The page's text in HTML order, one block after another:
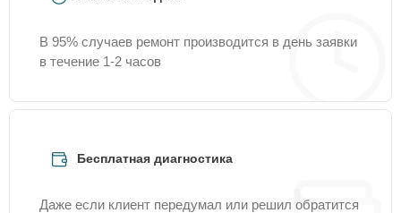
В 95% случаев ремонт производится в день заявки
в течение 1-2 часов
Бесплатная диагностика
Даже если клиент передумал или решил обратится